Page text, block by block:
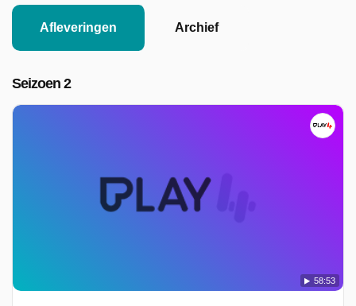
Afleveringen Archief
Seizoen 2
58:53